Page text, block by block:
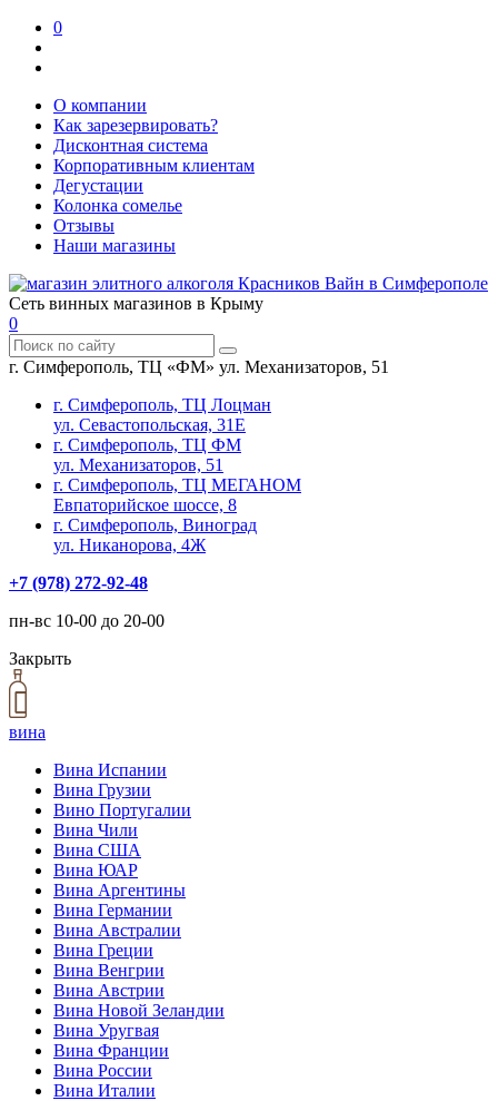
0
О компании
Как зарезервировать?
Дисконтная система
Корпоративным клиентам
Дегустации
Колонка сомелье
Отзывы
Наши магазины
Сеть винных магазинов в Крыму
0
г. Симферополь, ТЦ «ФМ» ул. Механизаторов, 51
г. Симферополь, ТЦ Лоцман
ул. Севастопольская, 31Е
г. Симферополь, ТЦ ФМ
ул. Механизаторов, 51
г. Симферополь, ТЦ МЕГАНОМ
Евпаторийское шоссе, 8
г. Симферополь, Виноград
ул. Никанорова, 4Ж
+7 (978) 272-92-48
пн-вс 10-00 до 20-00
Закрыть
вина
Вина Испании
Вина Грузии
Вино Португалии
Вина Чили
Вина США
Вина ЮАР
Вина Аргентины
Вина Германии
Вина Австралии
Вина Греции
Вина Венгрии
Вина Австрии
Вина Новой Зеландии
Вина Уругвая
Вина Франции
Вина России
Вина Италии